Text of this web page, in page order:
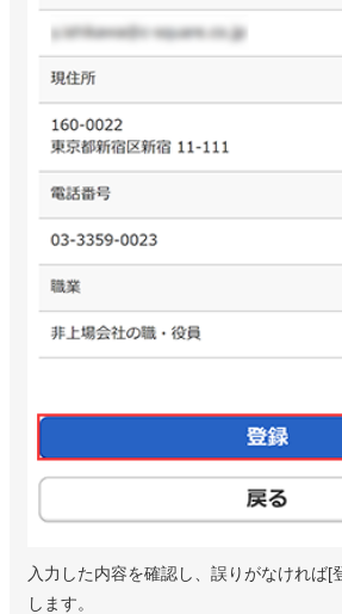
入力した内容を確認し、誤りがなければ[
します。